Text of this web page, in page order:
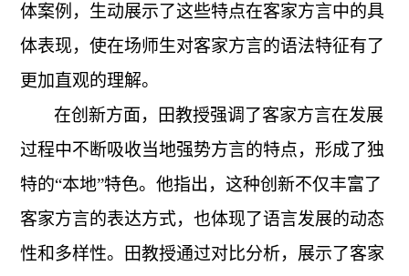
体案例，生动展示了这些特点在客家方言中的具
体表现，使在场师生对客家方言的语法特征有了
更加直观的理解。
在创新方面，田教授强调了客家方言在发展
过程中不断吸收当地强势方言的特点，形成了独
特的“本地”特色。他指出，这种创新不仅丰富了
客家方言的表达方式，也体现了语言发展的动态
性和多样性。田教授通过对比分析，展示了客家